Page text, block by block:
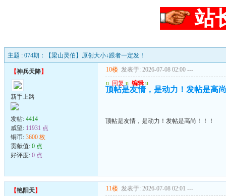
站
主题 : 074期：【梁山灵伯】原创大小↓跟者一定发！
【神兵天降】
新手上路
发帖: 4414
威望: 11931 点
铜币: 3600 枚
贡献值: 0 点
好评度: 0 点
10楼 发表于: 2026-07-08 02:00 ---
u 回复 u 编辑 u
顶帖是友情，是动力！发帖是高
顶帖是友情，是动力！发帖是高尚！！！
【艳阳天】 11楼 发表于: 2026-07-08 02:01 ---